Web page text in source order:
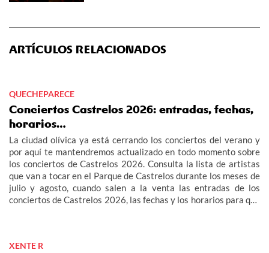
ARTÍCULOS RELACIONADOS
QUECHEPARECE
Conciertos Castrelos 2026: entradas, fechas,
horarios…
La ciudad olívica ya está cerrando los conciertos del verano y
por aquí te mantendremos actualizado en todo momento sobre
los conciertos de Castrelos 2026. Consulta la lista de artistas
que van a tocar en el Parque de Castrelos durante los meses de
julio y agosto, cuando salen a la venta las entradas de los
conciertos de Castrelos 2026, las fechas y los horarios para que
XENTE R